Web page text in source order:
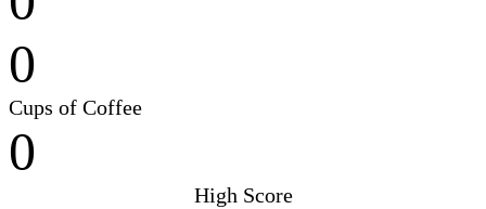
0
Cups of Coffee
0
High Score